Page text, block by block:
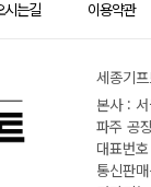
시는길 이용약관
세종기
본사 :
파주 공
대표번
통신판